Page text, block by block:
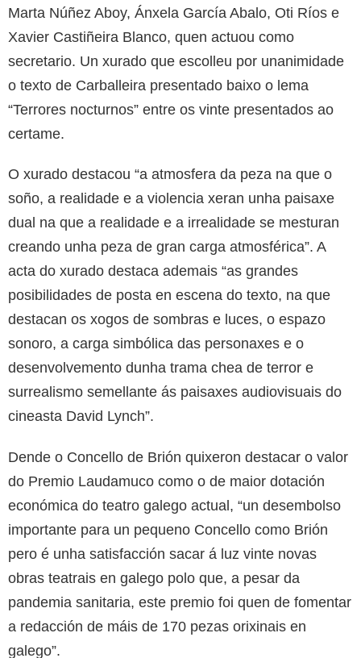
Marta Núñez Aboy, Ánxela García Abalo, Oti Ríos e
Xavier Castiñeira Blanco, quen actuou como
secretario. Un xurado que escolleu por unanimidade
o texto de Carballeira presentado baixo o lema
“Terrores nocturnos” entre os vinte presentados ao
certame.
O xurado destacou “a atmosfera da peza na que o
soño, a realidade e a violencia xeran unha paisaxe
dual na que a realidade e a irrealidade se mesturan
creando unha peza de gran carga atmosférica”. A
acta do xurado destaca ademais “as grandes
posibilidades de posta en escena do texto, na que
destacan os xogos de sombras e luces, o espazo
sonoro, a carga simbólica das personaxes e o
desenvolvemento dunha trama chea de terror e
surrealismo semellante ás paisaxes audiovisuais do
cineasta David Lynch”.
Dende o Concello de Brión quixeron destacar o valor
do Premio Laudamuco como o de maior dotación
económica do teatro galego actual, “un desembolso
importante para un pequeno Concello como Brión
pero é unha satisfacción sacar á luz vinte novas
obras teatrais en galego polo que, a pesar da
pandemia sanitaria, este premio foi quen de fomentar
a redacción de máis de 170 pezas orixinais en
galego”.